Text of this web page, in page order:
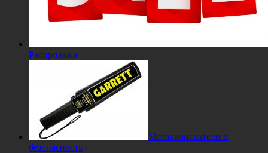
Распродажа
Металлоискатели и
безопасность